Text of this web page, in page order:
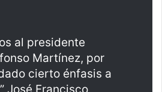
al presidente
Martínez, por
cierto énfasis a